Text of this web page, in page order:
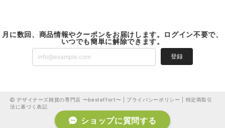
月に数回、商品情報やクーポンをお届けします。ログイン不要で、
いつでも簡単に解除できます。
登録
デザイナーズ雑貨の専門店 〜besteffort〜 | プライバシーポリシー
特定商取引
法に基づく表記
ショップに質問する